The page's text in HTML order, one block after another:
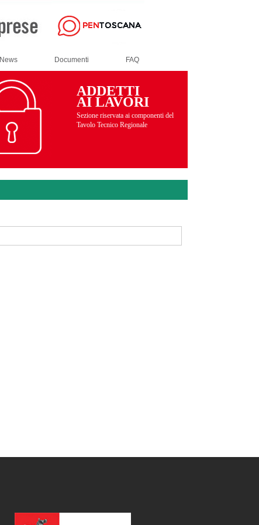
News Documenti FAQ
ADDETTI
AI LAVORI
Sezione riservata ai componenti del
Tavolo Tecnico Regionale